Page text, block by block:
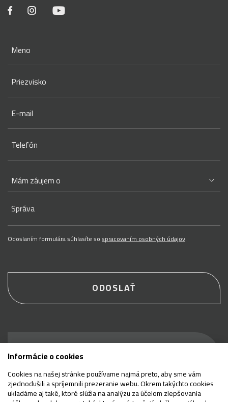
Meno
Priezvisko
E-mail
Telefón
Správa
Odoslaním formulára súhlasíte sospracovaním osobných údajov.
ODOSLAŤ
Buďte prví, ktorí sa
dozvedia, čo je nové
Informácie o cookies
Cookies na našej stránke používame najmä preto, aby sme vám
zjednodušili a spríjemnili prezeranie webu. Okrem takýchto cookies
ukladáme aj také, ktoré slúžia na analýzu za účelom zlepšovania